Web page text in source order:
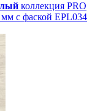
коллекция PRO
мм с фаской EPL034